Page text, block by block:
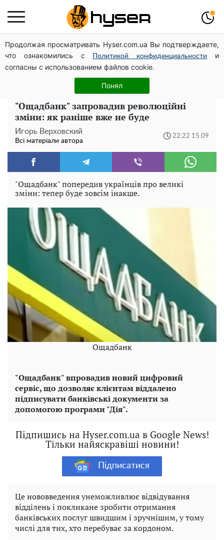
Продолжая просматривать Hyser.com.ua Вы подтверждаете,
что ознакомились с
Политикой конфиденциальности
и
согласны с использованием файлов cookie.
Понял
Банку захочеться відкрити вже завтра: рецепт швидкої
квашеної капусти у найсмачнішому маринаді
Як учасник бойових дій може оформити пільгу на
оплату комунальних послуг: інструкція
"Ощадбанк" запровадив революційні
зміни: як раніше вже не буде
Игорь Верховский
Всі матеріали автора
22:22 15.09
"Ощадбанк" попередив українців про великі
зміни: тепер буде зовсім інакше.
Ощадбанк
"Ощадбанк" впровадив новий цифровий
сервіс, що дозволяє клієнтам віддалено
підписувати банківські документи за
допомогою програми "Дія".
Підпишись на Hyser.com.ua в Google News!
Тільки найяскравіші новини!
Підписатися
Це нововведення унеможливлює відвідування
відділень і покликане зробити отримання
банківських послуг швидшим і зручнішим, у тому
числі для тих, хто перебуває за кордоном.